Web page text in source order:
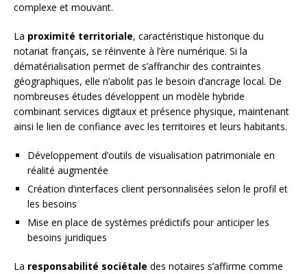
complexe et mouvant.
La proximité territoriale, caractéristique historique du
notariat français, se réinvente à l’ère numérique. Si la
dématérialisation permet de s’affranchir des contraintes
géographiques, elle n’abolit pas le besoin d’ancrage local. De
nombreuses études développent un modèle hybride
combinant services digitaux et présence physique, maintenant
ainsi le lien de confiance avec les territoires et leurs habitants.
Développement d’outils de visualisation patrimoniale en
réalité augmentée
Création d’interfaces client personnalisées selon le profil et
les besoins
Mise en place de systèmes prédictifs pour anticiper les
besoins juridiques
La responsabilité sociétale des notaires s’affirme comme